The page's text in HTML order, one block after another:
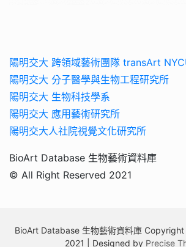
陽明交大 跨領域藝術團隊 transArt
陽明交大 分子醫學與生物工程研究所
陽明交大 生物科技學系
陽明交大 應用藝術研究所
陽明交大人社院視覺文化研究所
BioArt Database 生物藝術資料庫
© All Right Reserved 2021
BioArt Database 生物藝術資料庫
2021 | Designed by Precise